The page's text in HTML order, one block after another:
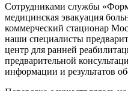
Сотрудниками службы
медицинская эвакуация
коммерческий стационар
наши специалисты
центр для ранней
предварительной
информации и результатов